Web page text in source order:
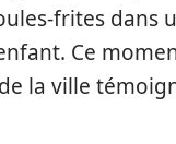
frites dans
Ce
la ville